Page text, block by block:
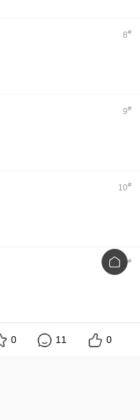
8#
9#
10#
11#
0 11 0